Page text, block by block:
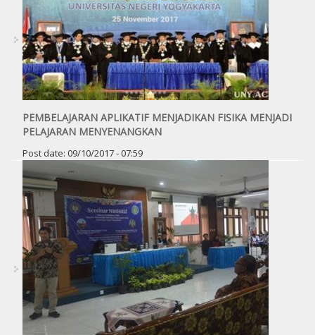
PEMBELAJARAN APLIKATIF MENJADIKAN FISIKA MENJADI
PELAJARAN MENYENANGKAN
Post date: 09/10/2017 - 07:59